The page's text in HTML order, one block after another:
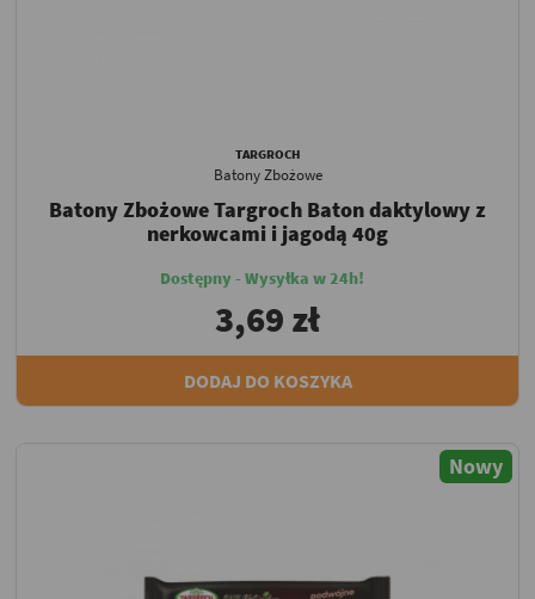
TARGROCH
Batony Zbożowe
Batony Zbożowe Targroch Baton daktylowy z
nerkowcami i jagodą 40g
Dostępny - Wysyłka w 24h!
3,69 zł
DODAJ DO KOSZYKA
Nowy